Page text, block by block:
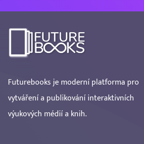
Futurebooks je moderní platforma pro
vytváření a publikování interaktivních
výukových médií a knih.